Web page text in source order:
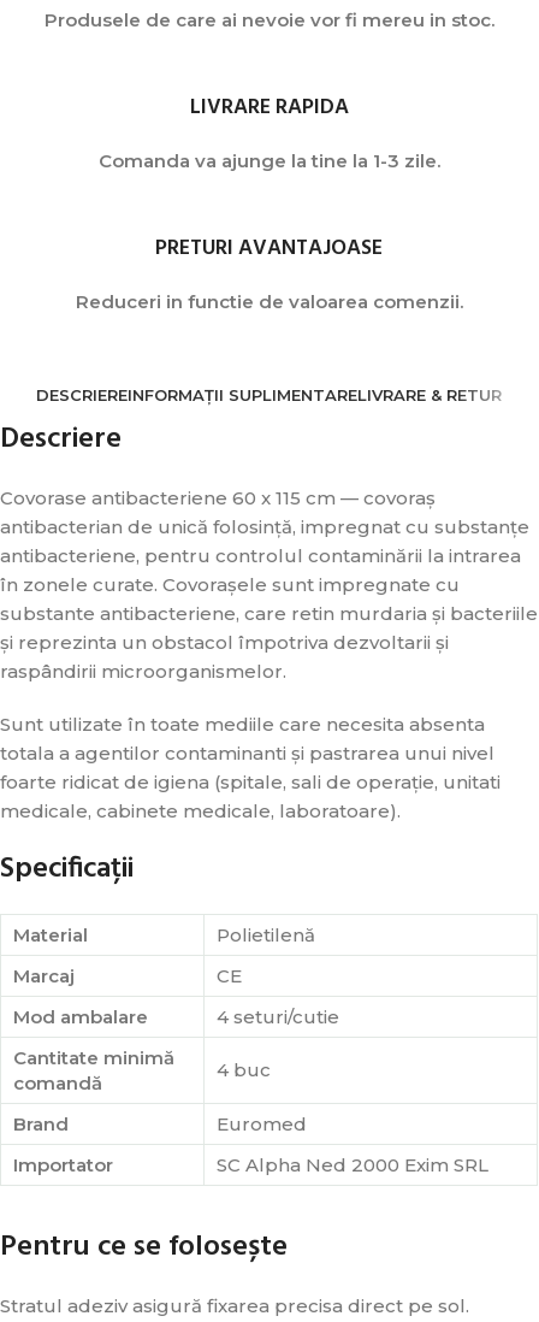
Produsele de care ai nevoie vor fi mereu in stoc.
LIVRARE RAPIDA
Comanda va ajunge la tine la 1-3 zile.
PRETURI AVANTAJOASE
Reduceri in functie de valoarea comenzii.
DESCRIEREINFORMAȚII SUPLIMENTARELIVRARE & RETUR
Descriere
Covorase antibacteriene 60 x 115 cm — covoraș
antibacterian de unică folosință, impregnat cu substanțe
antibacteriene, pentru controlul contaminării la intrarea
în zonele curate. Covoraşele sunt impregnate cu
substante antibacteriene, care retin murdaria și bacteriile
și reprezinta un obstacol împotriva dezvoltarii și
raspândirii microorganismelor.
Sunt utilizate în toate mediile care necesita absenta
totala a agentilor contaminanti și pastrarea unui nivel
foarte ridicat de igiena (spitale, sali de operație, unitati
medicale, cabinete medicale, laboratoare).
Specificații
Material
Polietilenă
Marcaj
CE
Mod ambalare
4 seturi/cutie
Cantitate minimă
comandă
4 buc
Brand
Euromed
Importator
SC Alpha Ned 2000 Exim SRL
Pentru ce se folosește
Stratul adeziv asigură fixarea precisa direct pe sol.